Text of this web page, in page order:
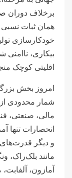
برخلاف دوران
همان ثبات
خودکارسازی
بیکاری،
اقلیتی کوچک
امروز بخش
شمار محدودی
مالی، صنعتی،
انحصارات تنها
و دیگر
مانند بلک‌راک،
آمازون،